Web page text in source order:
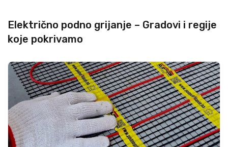
Električno podno grijanje – Gradovi i regije
koje pokrivamo